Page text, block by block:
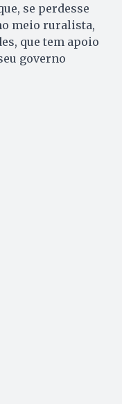
se perdesse
meio ruralista,
que tem apoio
governo